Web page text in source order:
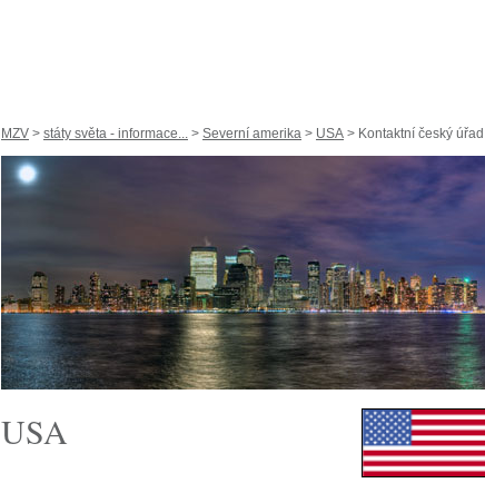
MZV > státy světa - informace... > Severní amerika > USA > Kontaktní český úřad
USA